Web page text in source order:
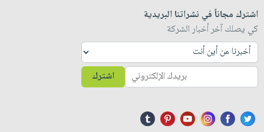
اشترك مجاناً في نشراتنا البريدية
كي يصلك آخر أخبار الشركة
اشترك